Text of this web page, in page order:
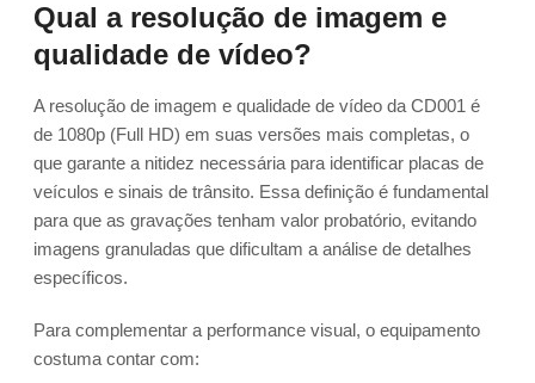
Qual a resolução de imagem e
qualidade de vídeo?
A resolução de imagem e qualidade de vídeo da CD001 é
de 1080p (Full HD) em suas versões mais completas, o
que garante a nitidez necessária para identificar placas de
veículos e sinais de trânsito. Essa definição é fundamental
para que as gravações tenham valor probatório, evitando
imagens granuladas que dificultam a análise de detalhes
específicos.
Para complementar a performance visual, o equipamento
costuma contar com: